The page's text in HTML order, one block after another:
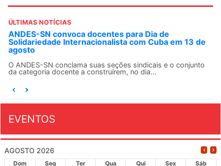
ÚLTIMAS NOTÍCIAS
ANDES-SN convoca docentes para Dia de
Solidariedade Internacionalista com Cuba em 13 de
agosto
O ANDES-SN conclama suas seções sindicais e o conjunto
da categoria docente a construírem, no dia...
EVENTOS
AGOSTO 2026
Dom Seg Ter Qua Qui Sex
Sáb